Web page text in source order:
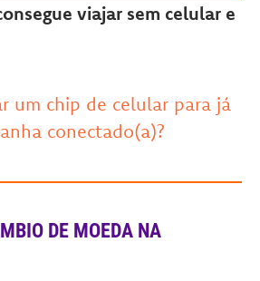
viajar sem celular e
um chip de celular para já
conectado(a)?
DE MOEDA NA